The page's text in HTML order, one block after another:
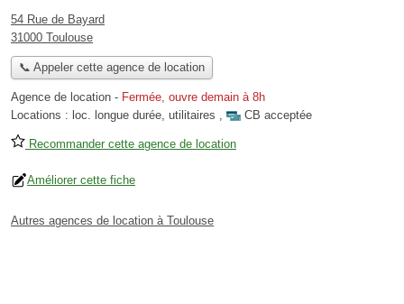
54 Rue de Bayard
31000 Toulouse
📞 Appeler cette agence de location
Agence de location - Fermée, ouvre demain à 8h
Locations : loc. longue durée, utilitaires , CB acceptée
Recommander cette agence de location
Améliorer cette fiche
Autres agences de location à Toulouse